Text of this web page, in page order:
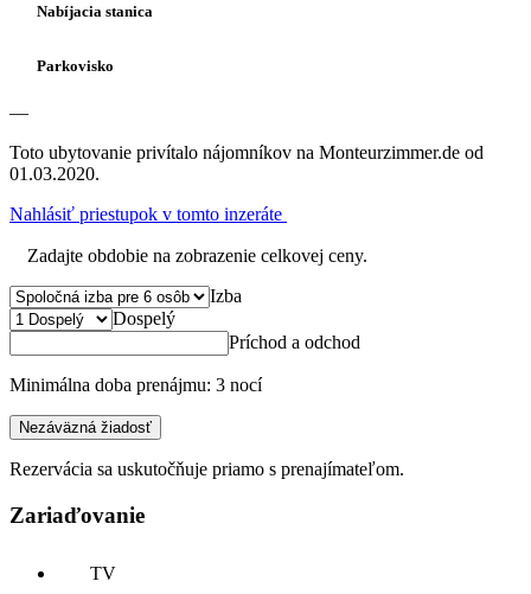
Nabíjacia stanica
Parkovisko
—
Toto ubytovanie privítalo nájomníkov na Monteurzimmer.de od
01.03.2020.
Nahlásiť priestupok v tomto inzeráte
Zadajte obdobie na zobrazenie celkovej ceny.
Izba
Dospelý
Príchod a odchod
Minimálna doba prenájmu: 3 nocí
Nezáväzná žiadosť
Rezervácia sa uskutočňuje priamo s prenajímateľom.
Zariaďovanie
TV